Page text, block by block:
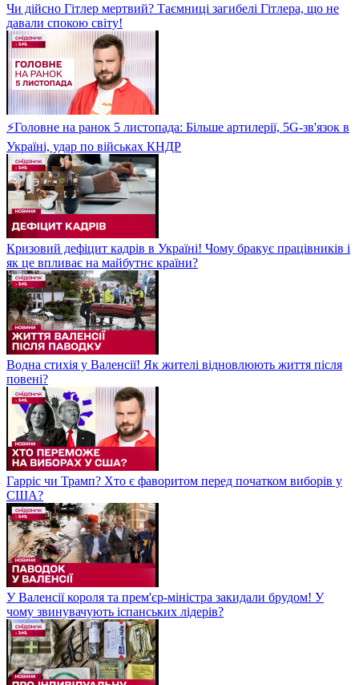
Чи дійсно Гітлер мертвий? Таємниці загибелі Гітлера, що не
давали спокою світу!
⚡Головне на ранок 5 листопада: Більше артилерії, 5G-зв'язок в
Україні, удар по військах КНДР
Кризовий дефіцит кадрів в Україні! Чому бракує працівників і
як це впливає на майбутнє країни?
Водна стихія у Валенсії! Як жителі відновлюють життя після
повені?
Гарріс чи Трамп? Хто є фаворитом перед початком виборів у
США?
У Валенсії короля та прем'єр-міністра закидали брудом! У
чому звинувачують іспанських лідерів?